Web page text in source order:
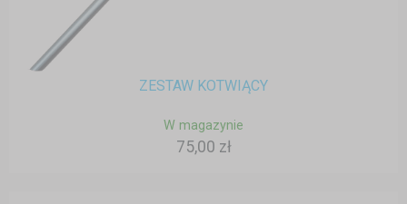
ZESTAW KOTWIĄCY
W magazynie
75,00 zł